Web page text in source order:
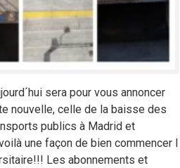
sera pour vous annoncer
nouvelle, celle de la baisse des
publics à Madrid et
une façon de bien commencer l
Les abonnements et